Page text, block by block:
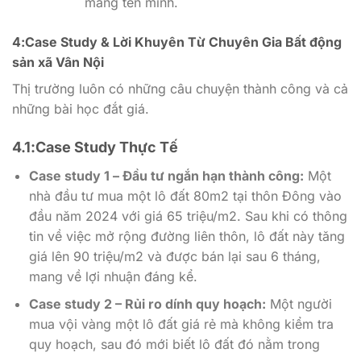
4:Case Study & Lời Khuyên Từ Chuyên Gia Bất động
sản xã Vân Nội
Thị trường luôn có những câu chuyện thành công và cả
những bài học đắt giá.
4.1:Case Study Thực Tế
Case study 1 – Đầu tư ngắn hạn thành công: Một
nhà đầu tư mua một lô đất 80m2 tại thôn Đông vào
đầu năm 2024 với giá 65 triệu/m2. Sau khi có thông
tin về việc mở rộng đường liên thôn, lô đất này tăng
giá lên 90 triệu/m2 và được bán lại sau 6 tháng,
mang về lợi nhuận đáng kể.
Case study 2 – Rủi ro dính quy hoạch: Một người
mua vội vàng một lô đất giá rẻ mà không kiểm tra
quy hoạch, sau đó mới biết lô đất đó nằm trong